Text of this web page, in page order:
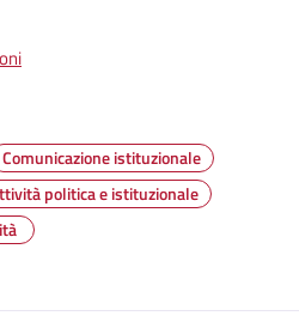
Comunicazione istituzionale
politica e istituzionale